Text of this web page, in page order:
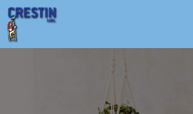
Panneau de gestion des cookies